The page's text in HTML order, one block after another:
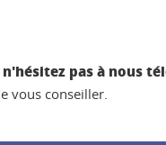
n'hésitez pas à nous
vous conseiller.